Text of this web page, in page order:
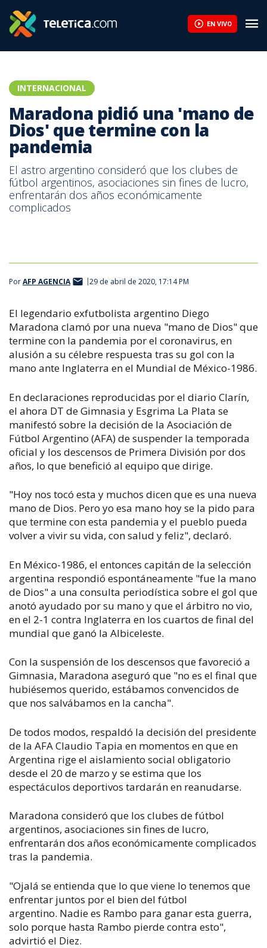
EN VIVO
INTERNACIONAL
Maradona pidió una 'mano de
Dios' que termine con la
pandemia
El astro argentino consideró que los clubes de
fútbol argentinos, asociaciones sin fines de lucro,
enfrentarán dos años económicamente
complicados
PorAFP AGENCIA 29 de abril de 2020, 17:14 PM
El legendario exfutbolista argentino Diego
Maradona clamó por una nueva "mano de Dios" que
termine con la pandemia por el coronavirus, en
alusión a su célebre respuesta tras su gol con la
mano ante Inglaterra en el Mundial de México-1986.
En declaraciones reproducidas por el diario Clarín,
el ahora DT de Gimnasia y Esgrima La Plata se
manifestó sobre la decisión de la Asociación de
Fútbol Argentino (AFA) de suspender la temporada
oficial y los descensos de Primera División por dos
años, lo que benefició al equipo que dirige.
"Hoy nos tocó esta y muchos dicen que es una nueva
mano de Dios. Pero yo esa mano hoy se la pido para
que termine con esta pandemia y el pueblo pueda
volver a vivir su vida, con salud y feliz", declaró.
En México-1986, el entonces capitán de la selección
argentina respondió espontáneamente "fue la mano
de Dios" a una consulta periodística sobre el gol que
anotó ayudado por su mano y que el árbitro no vio,
en el 2-1 contra Inglaterra en los cuartos de final del
mundial que ganó la Albiceleste.
Con la suspensión de los descensos que favoreció a
Gimnasia, Maradona aseguró que "no es el final que
hubiésemos querido, estábamos convencidos de
que nos salvábamos en la cancha".
De todos modos, respaldó la decisión del presidente
de la AFA Claudio Tapia en momentos en que en
Argentina rige el aislamiento social obligatorio
desde el 20 de marzo y se estima que los
espectáculos deportivos tardarán en reanudarse.
Maradona consideró que los clubes de fútbol
argentinos, asociaciones sin fines de lucro,
enfrentarán dos años económicamente complicados
tras la pandemia.
"Ojalá se entienda que lo que viene lo tenemos que
enfrentar juntos por el bien del fútbol
argentino. Nadie es Rambo para ganar esta guerra,
solo porque hasta Rambo pierde contra esto",
advirtió el Diez.